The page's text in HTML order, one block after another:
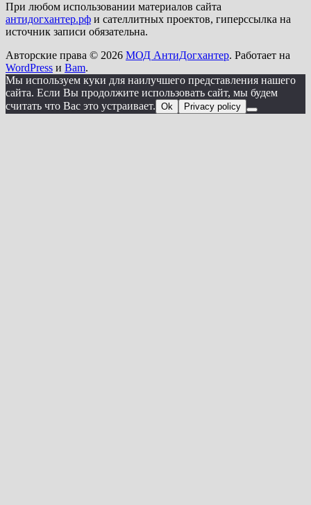
При любом использовании материалов сайта
антидогхантер.рф и сателлитных проектов, гиперссылка на
источник записи обязательна.
Авторские права © 2026 МОД АнтиДогхантер. Работает на
WordPress и Bam.
Мы используем куки для наилучшего представления нашего
сайта. Если Вы продолжите использовать сайт, мы будем
считать что Вас это устраивает. Ok Privacy policy